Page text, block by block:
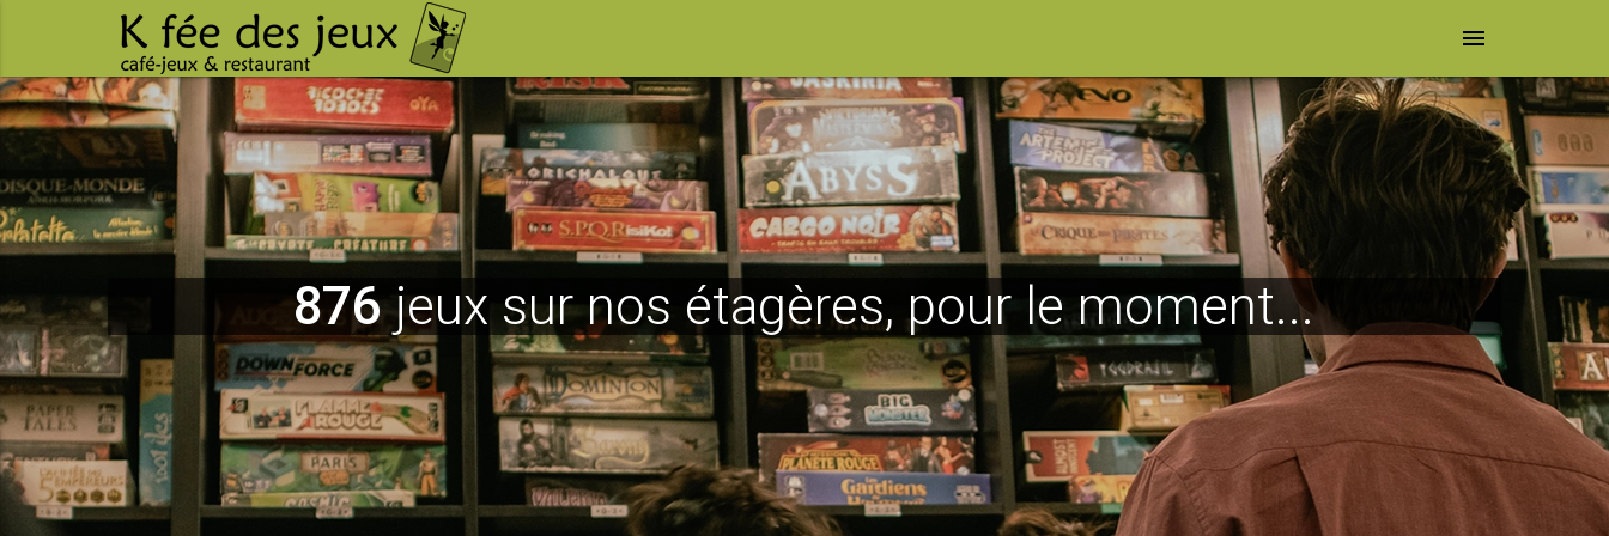
menu
876jeux sur nos étagères, pour le moment...